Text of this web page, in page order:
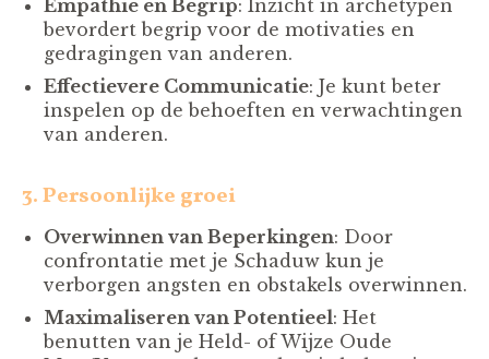
Empathie en Begrip: Inzicht in archetypen
bevordert begrip voor de motivaties en
gedragingen van anderen.
Effectievere Communicatie: Je kunt beter
inspelen op de behoeften en verwachtingen
van anderen.
3. Persoonlijke groei
Overwinnen van Beperkingen: Door
confrontatie met je Schaduw kun je
verborgen angsten en obstakels overwinnen.
Maximaliseren van Potentieel: Het
benutten van je Held- of Wijze Oude